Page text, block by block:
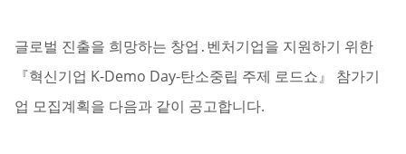
글로벌 진출을 희망하는 창업․벤처기업을 지원하기 위한
『혁신기업 K-Demo Day-탄소중립 주제 로드쇼』 참가기
업 모집계획을 다음과 같이 공고합니다.